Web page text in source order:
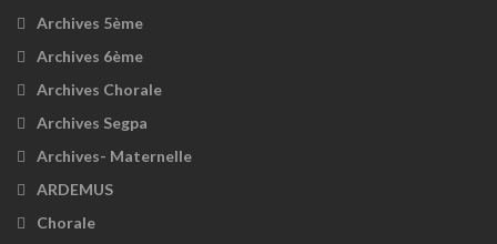
Archives 5ème
Archives 6ème
Archives Chorale
Archives Segpa
Archives- Maternelle
ARDEMUS
Chorale